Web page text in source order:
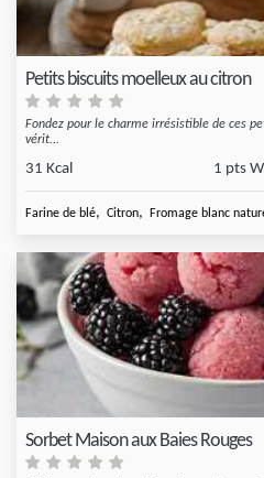
Petits biscuits moelleux au citron
Fondez pour le charme irrésistible de ces
vérit...
31 Kcal 1 pts
Farine de blé, Citron, Fromage blanc
Sorbet Maison aux Baies Rouges